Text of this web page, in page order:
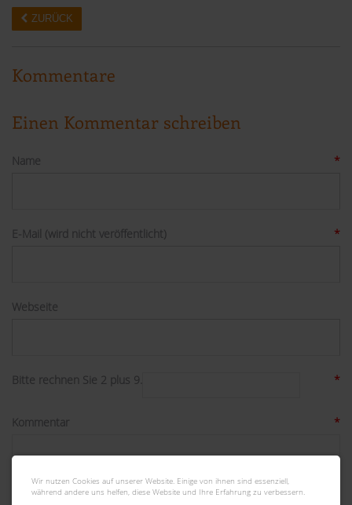
ZURÜCK
Kommentare
Einen Kommentar schreiben
Name *
E-Mail (wird nicht veröffentlicht) *
Webseite
Bitte rechnen Sie 2 plus 9. *
Kommentar *
Wir nutzen Cookies auf unserer Website. Einige von ihnen sind essenziell,
während andere uns helfen, diese Website und Ihre Erfahrung zu verbessern.